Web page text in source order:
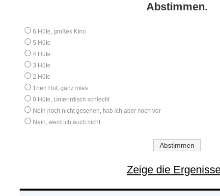
Abstimmen.
6 Hüte, großes Kino
5 Hüte
4 Hüte
3 Hüte
2 Hüte
1nen Hut, ganz mies
0 Hüte, Unterirdisch schlecht
Nein noch nicht gesehen, hab ich aber noch vor
Nein, werd ich auch nicht
Zeige die